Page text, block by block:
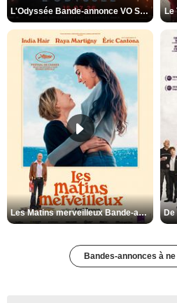
L'Odyssée Bande-annonce VO STFR Le
Les Matins merveilleux Bande-annonce VF
Bandes-annonces à